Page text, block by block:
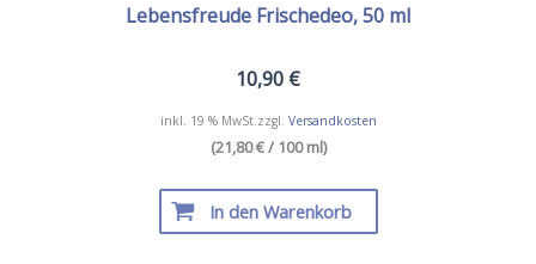
Lebensfreude Frischedeo, 50 ml
10,90 €
inkl. 19 % MwSt. zzgl. Versandkosten
(21,80 € / 100 ml)
In den Warenkorb